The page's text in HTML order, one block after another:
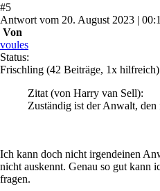
#5
Antwort vom 20. August 2023 |
Von
voules
Status:
Frischling (42 Beiträge, 1x hilfreich)
Zitat (von Harry van Sell):
Zuständig ist der Anwalt, den
Ich kann doch nicht irgendeinen
nicht auskennt. Genau so gut kann
fragen.